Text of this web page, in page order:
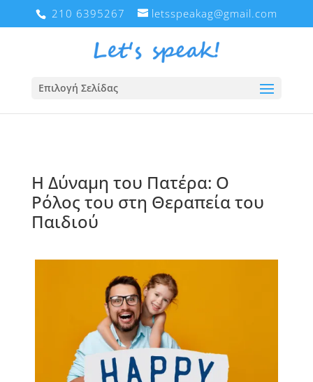
210 6395267 letsspeakag@gmail.com
Επιλογή Σελίδας
Η Δύναμη του Πατέρα: Ο
Ρόλος του στη Θεραπεία του
Παιδιού